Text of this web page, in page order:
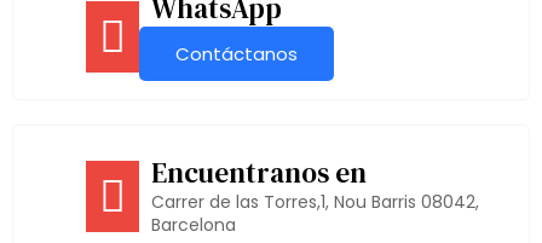
WhatsApp
Contáctanos
Encuentranos en
Carrer de las Torres,1, Nou Barris 08042,
Barcelona